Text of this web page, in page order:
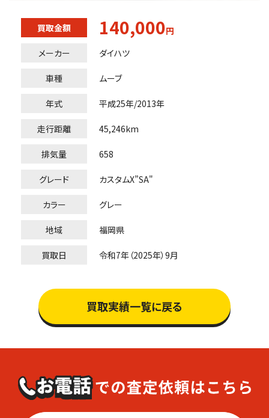
買取金額 140,000円
メーカー
ダイハツ
車種 ムーブ
年式 平成25年/2013年
走行距離 45,246km
排気量 658
グレード カスタムX”SA"
カラー グレー
地域 福岡県
買取日 令和7年（2025年）9月
買取実績一覧に戻る